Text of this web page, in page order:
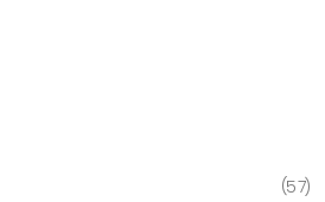
57